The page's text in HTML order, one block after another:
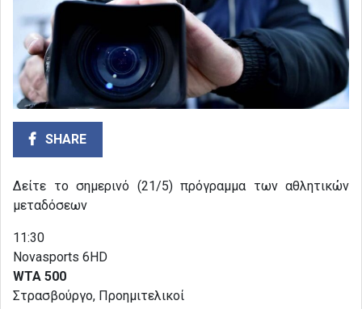
SHARE
Δείτε το σημερινό (21/5) πρόγραμμα των αθλητικών
μεταδόσεων
11:30
Novasports 6HD
WTA 500
Στρασβούργο, Προημιτελικοί